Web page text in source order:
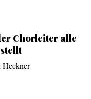
Chorleiter alle
Heckner